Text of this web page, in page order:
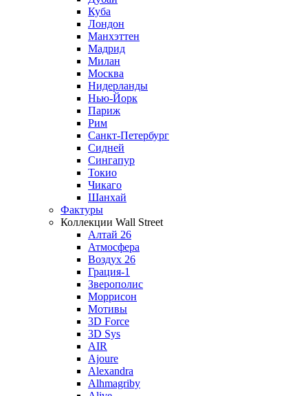
Куба
Лондон
Манхэттен
Мадрид
Милан
Москва
Нидерланды
Нью-Йорк
Париж
Рим
Санкт-Петербург
Сидней
Сингапур
Токио
Чикаго
Шанхай
Фактуры
Коллекции Wall Street
Алтай 26
Атмосфера
Воздух 26
Грация-1
Зверополис
Моррисон
Мотивы
3D Force
3D Sys
AIR
Ajoure
Alexandra
Alhmagriby